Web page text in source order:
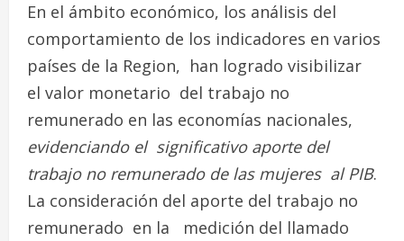
En el ámbito económico, los análisis del
comportamiento de los indicadores en varios
países de la Region, han logrado visibilizar
el valor monetario del trabajo no
remunerado en las economías nacionales,
evidenciando el significativo aporte del
trabajo no remunerado de las mujeres al PIB.
La consideración del aporte del trabajo no
remunerado en la medición del llamado